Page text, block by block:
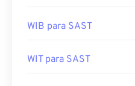
WIB para SAST
WIT para SAST